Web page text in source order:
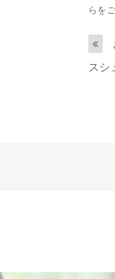
らを
スシ